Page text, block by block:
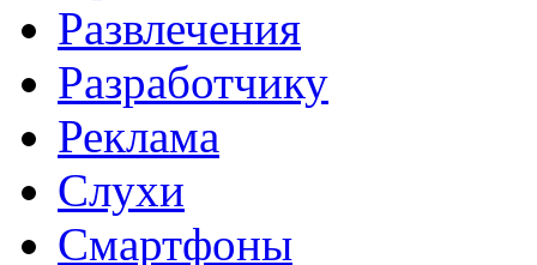
Развлечения
Разработчику
Реклама
Слухи
Смартфоны